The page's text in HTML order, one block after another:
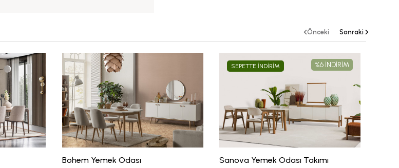
Bohem Yemek Odası
%6 İNDİRİM
SEPETTE İNDİRİM
Sanova Yemek Odası Takımı
Önceki Sonraki